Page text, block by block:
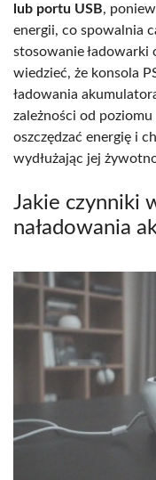
lub portu USB,
energii, co spowalnia
stosowanie ładowarki
wiedzieć, że konsola
ładowania
zależności od
oszczędzać energię i
wydłużając jej
Jakie czynniki
naładowania